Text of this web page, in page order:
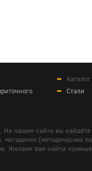
Стали
На нашем сайте вы
(методических
Желаем вам найти